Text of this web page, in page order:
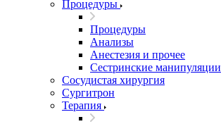
Процедуры
Процедуры
Анализы
Анестезия и прочее
Сестринские манипуляции
Сосудистая хирургия
Сургитрон
Терапия